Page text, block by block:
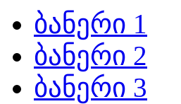
ბანერი 1
ბანერი 2
ბანერი 3